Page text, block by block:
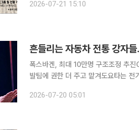
세계 곡물 교역의 핵심 통로인 흑해
2026-07-21 15:10
폭스바겐, 최대 10만명 구조조정 추
발팀에 권한 더 주고 맡겨도요타는
일 CNBC방송에 따르면 지난주 올리
2026-07-20 05:01